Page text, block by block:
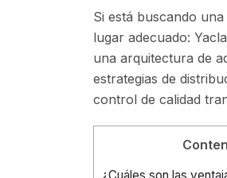
Si está buscando
lugar adecuado:
una arquitectura de
estrategias de
control de calidad